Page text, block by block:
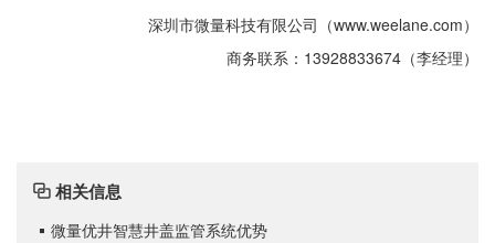
深圳市微量科技有限公司（www.weelane.com）
商务联系：13928833674（李经理）
 相关信息
 微量优井智慧井盖监管系统优势